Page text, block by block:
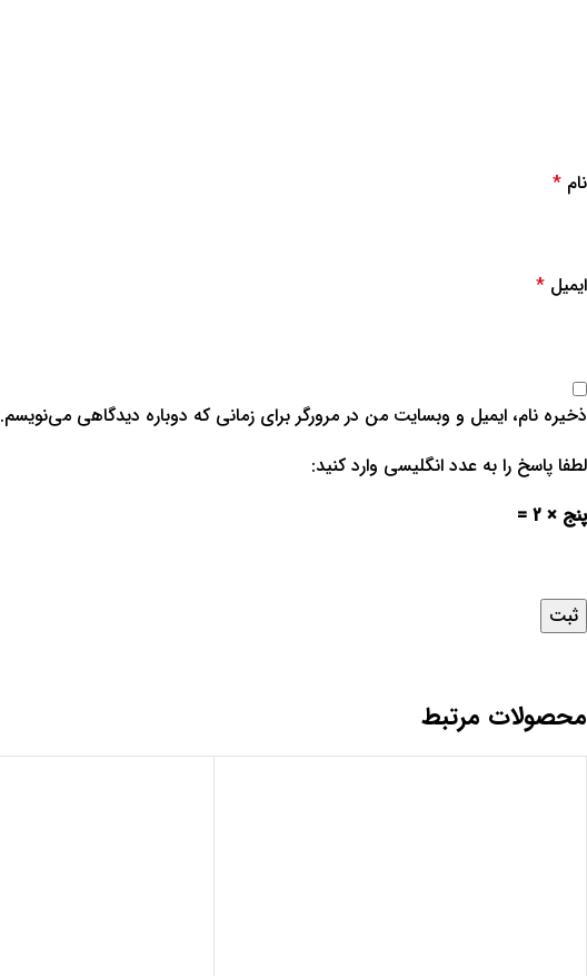
نام *
ایمیل *
ذخیره نام، ایمیل و وبسایت من در مرورگر برای زمانی که دوباره دیدگاهی می‌نویسم.
لطفا پاسخ را به عدد انگلیسی وارد کنید:
پنج × 2 =
محصولات مرتبط